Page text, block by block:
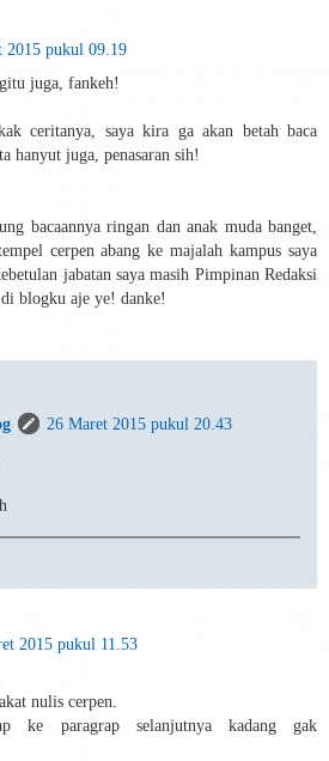
2015 pukul 09.19
juga, fankeh!
ceritanya, saya kira ga akan betah baca
hanyut juga, penasaran sih!
bacaannya ringan dan anak muda banget,
cerpen abang ke majalah kampus saya
jabatan saya masih Pimpinan Redaksi
blogku aje ye! danke!
26 Maret 2015 pukul 20.43
2015 pukul 11.53
nulis cerpen.
ke paragrap selanjutnya kadang gak